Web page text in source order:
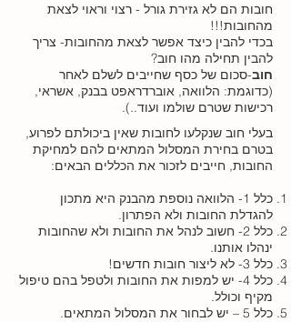
חובות הם לא גזירת גורל - רצוי וראוי לצאת
מהחובות!!!
בכדי להבין כיצד אפשר לצאת מהחובות- צריך
להבין תחילה מהו חוב?
חוב-סכום של כסף שחייבים לשלם לאחר
(כדוגמת: הלוואה, אוברדראפט בבנק, אשראי,
רכישות שטרם שולמו ועוד..).
בעלי חוב שנקלעו לחובות שאין ביכולתם לפרוע,
בטרם בחירת המסלול המתאים להם למחיקת
החובות, חייבים לזכור את הכללים הבאים:
כלל 1- הלוואה נוספת מהבנק היא מתכון
להגדלת החובות ולא הפתרון.
כלל 2- חשוב לנהל את החובות ולא שהחובות
ינהלו אותנו.
כלל 3- לא ליצור חובות חדשים!
כלל 4- יש למפות את החובות ולטפל בהם טיפול
מקיף וכולל.
כלל 5 – יש לבחור את המסלול המתאים.